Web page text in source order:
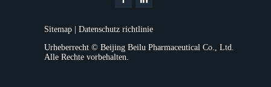
Sitemap
Datenschutz richtlinie
Urheberrecht © Beijing Beilu Pharmaceutical Co., Ltd.
Alle Rechte vorbehalten.